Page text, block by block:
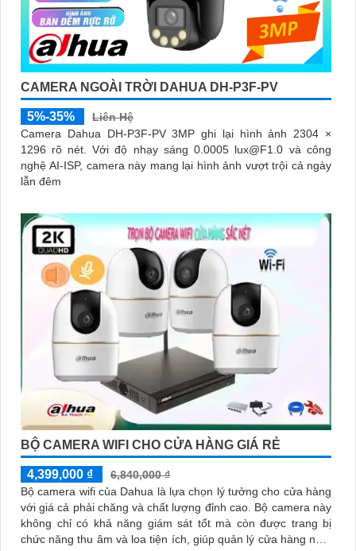
CAMERA NGOÀI TRỜI DAHUA DH-P3F-PV
5%-35%
Liên Hệ
Camera Dahua DH-P3F-PV 3MP ghi lại hình ảnh 2304 ×
1296 rõ nét. Với độ nhạy sáng 0.0005 lux@F1.0 và công
nghệ AI-ISP, camera này mang lại hình ảnh vượt trội cả ngày
lẫn đêm
BỘ CAMERA WIFI CHO CỬA HÀNG GIÁ RẺ
4,399,000 ₫
6,840,000 ₫
Bộ camera wifi của Dahua là lựa chọn lý tưởng cho cửa hàng
với giá cả phải chăng và chất lượng đỉnh cao. Bộ camera này
không chỉ có khả năng giám sát tốt mà còn được trang bị
chức năng thu âm và loa tiện ích, giúp quản lý cửa hàng nắm